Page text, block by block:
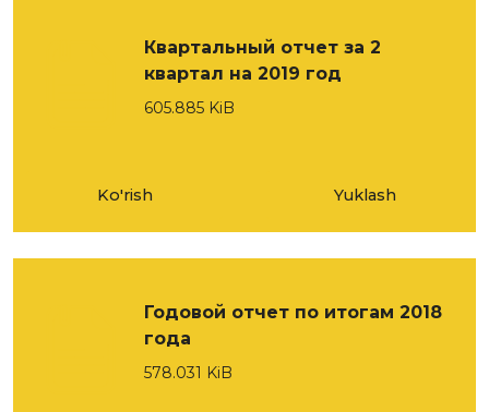
Квартальный отчет за 2
квартал на 2019 год
605.885 KiB
Ko'rish Yuklash
Годовой отчет по итогам 2018
года
578.031 KiB